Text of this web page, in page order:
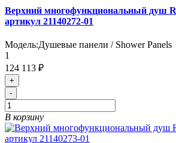
Верхний многофункциональный душ
артикул 21140272-01
Модель:Душевые панели / Shower Panels
1
124 113 ₽
+
-
В корзину